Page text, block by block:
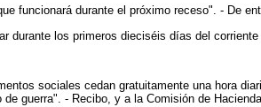
funcionará durante el próximo receso". - De
durante los primeros dieciséis días del corriente
sociales cedan gratuitamente una hora
guerra". - Recibo, y a la Comisión de